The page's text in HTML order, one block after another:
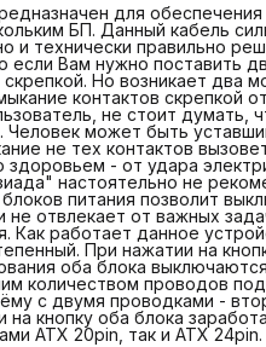
питания -
включения ПК,
выключении
подключить
большим
От него пойдёт
двумя
подключите
кнопку оба
20pin, так и
для
БП. Данный кабель
и технически правильно
если Вам нужно поставить
Но возникает два
контактов скрепкой
не стоит думать,
Человек может быть
не тех контактов
- от удара
настоятельно не
питания позволит
отвлекает от важных
работает данное
При нажатии на
оба блока
количеством проводов
с двумя проводками -
кнопку оба блока
ATX 20pin, так и ATX 24pin.